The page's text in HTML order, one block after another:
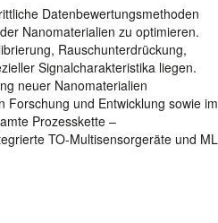
Datenbewertungsmethoden
Nanomaterialien zu optimieren.
Rauschunterdrückung,
Signalcharakteristika liegen.
neuer Nanomaterialien
Forschung und Entwicklung sowie im
Prozesskette –
TO-Multisensorgeräte und ML